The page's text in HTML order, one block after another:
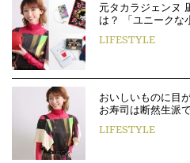
元タカラジェンヌ
は？ 「ユニークな
LIFESTYLE
おいしいものに目
お寿司は断然生派
LIFESTYLE